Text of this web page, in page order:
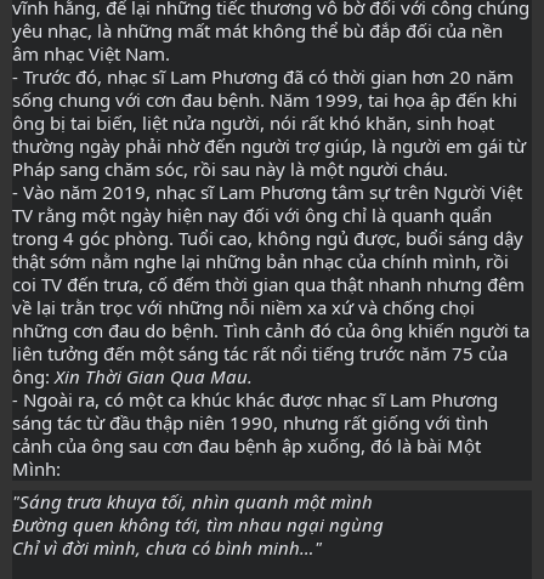
vĩnh hằng, để lại những tiếc thương vô bờ đối với công chúng
yêu nhạc, là những mất mát không thể bù đắp đối của nền
âm nhạc Việt Nam.
- Trước đó, nhạc sĩ Lam Phương đã có thời gian hơn 20 năm
sống chung với cơn đau bệnh. Năm 1999, tai họa ập đến khi
ông bị tai biến, liệt nửa người, nói rất khó khăn, sinh hoạt
thường ngày phải nhờ đến người trợ giúp, là người em gái từ
Pháp sang chăm sóc, rồi sau này là một người cháu.
- Vào năm 2019, nhạc sĩ Lam Phương tâm sự trên Người Việt
TV rằng một ngày hiện nay đối với ông chỉ là quanh quẩn
trong 4 góc phòng. Tuổi cao, không ngủ được, buổi sáng dậy
thật sớm nằm nghe lại những bản nhạc của chính mình, rồi
coi TV đến trưa, cố đếm thời gian qua thật nhanh nhưng đêm
về lại trằn trọc với những nỗi niềm xa xứ và chống chọi
những cơn đau do bệnh. Tình cảnh đó của ông khiến người ta
liên tưởng đến một sáng tác rất nổi tiếng trước năm 75 của
ông: Xin Thời Gian Qua Mau.
- Ngoài ra, có một ca khúc khác được nhạc sĩ Lam Phương
sáng tác từ đầu thập niên 1990, nhưng rất giống với tình
cảnh của ông sau cơn đau bệnh ập xuống, đó là bài Một
Mình:
"Sáng trưa khuya tối, nhìn quanh một mình
Đường quen không tới, tìm nhau ngại ngùng
Chỉ vì đời mình, chưa có bình minh…"